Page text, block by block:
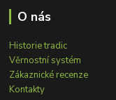
O nás
Historie tradic
Věrnostní systém
Zákaznické recenze
Kontakty